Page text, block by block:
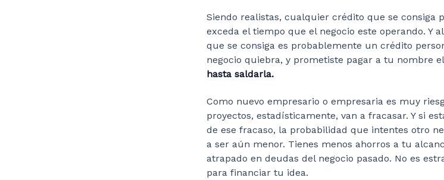
Siendo realistas, cualquier crédito que se consiga
exceda el tiempo que el negocio este operando. Y
que se consiga es probablemente un crédito
negocio quiebra, y prometiste pagar a tu nombre
hasta saldarla.
Como nuevo empresario o empresaria es muy
proyectos, estadísticamente, van a fracasar. Y si
de ese fracaso, la probabilidad que intentes otro
a ser aún menor. Tienes menos ahorros a tu
atrapado en deudas del negocio pasado. No es
para financiar tu idea.